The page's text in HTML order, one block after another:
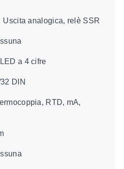
Uscita analogica, relè SSR
LED a 4 cifre
DIN
RTD, mA,